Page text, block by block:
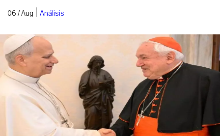
06 / Aug | Análisis